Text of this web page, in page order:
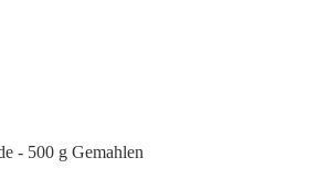
- 500 g Gemahlen